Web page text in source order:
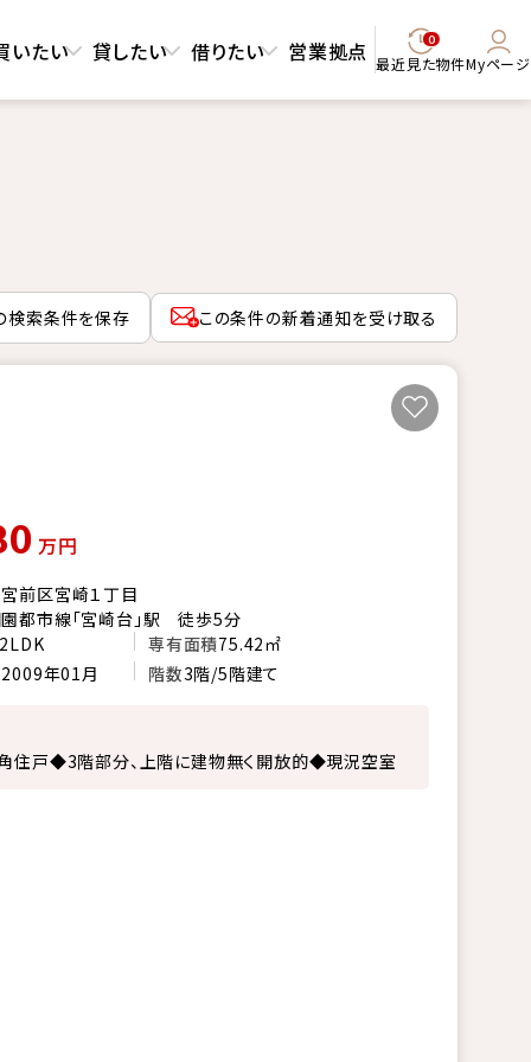
いたい 貸したい 借りたい 営業拠点 0
最近見た物件Myページ
検索条件を保存 この条件の新着通知を受け取る
万円
前区宮崎１丁目
都市線「宮崎台」駅 徒歩5分
2LDK 専有面積75.42㎡
2009年01月 階数3階/5階建て
住戸◆3階部分、上階に建物無く開放的◆現況空室